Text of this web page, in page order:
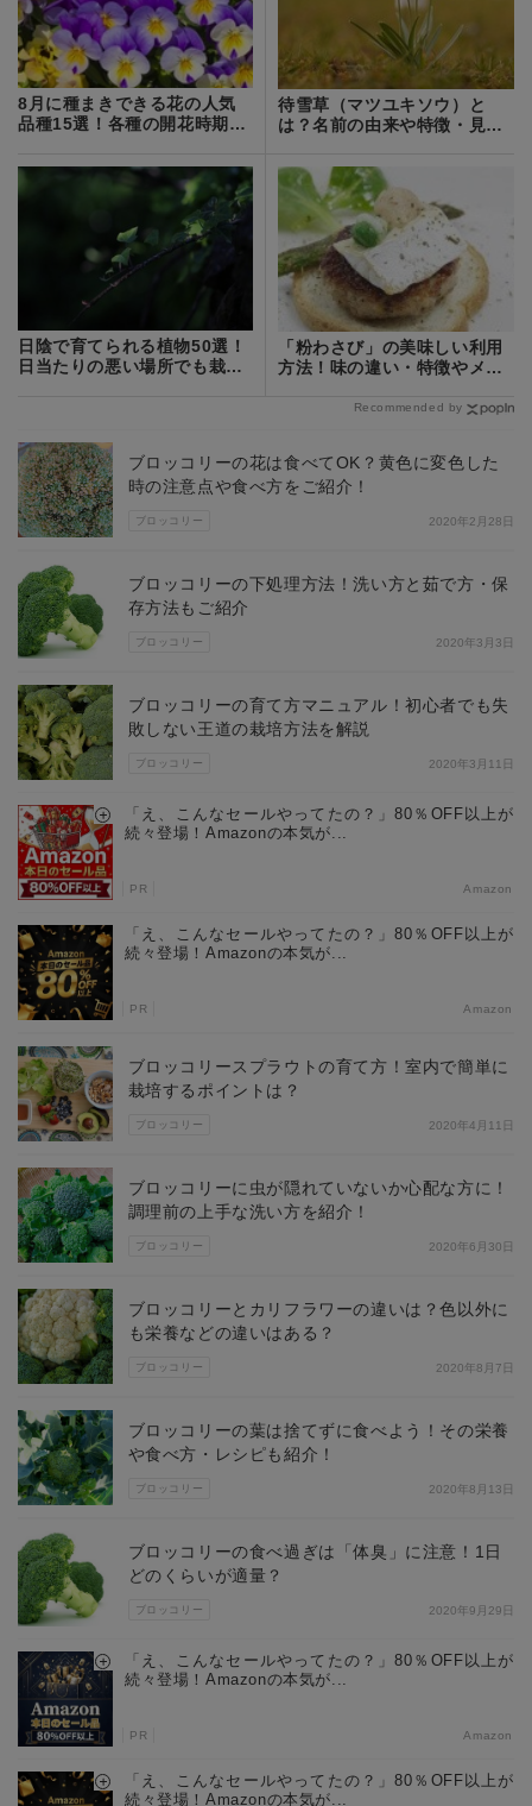
8月に種まきできる花の人気
品種15選！各種の開花時期や
待雪草（マツユキソウ）と
は？名前の由来や特徴・見分
日陰で育てられる植物50選！
日当たりの悪い場所でも栽培
「粉わさび」の美味しい利用
方法！味の違い・特徴やメリ
Recommended by
ブロッコリー
ブロッコリーの花は食べてOK？黄色に変色した
時の注意点や食べ方をご紹介！
2020年2月28日
ブロッコリー
ブロッコリーの下処理方法！洗い方と茹で方・保
存方法もご紹介
2020年3月3日
ブロッコリー
ブロッコリーの育て方マニュアル！初心者でも失
敗しない王道の栽培方法を解説
2020年3月11日
「え、こんなセールやってたの？」80％OFF以上が
続々登場！Amazonの本気が...
PR Amazon
「え、こんなセールやってたの？」80％OFF以上が
続々登場！Amazonの本気が...
PR Amazon
ブロッコリー
ブロッコリースプラウトの育て方！室内で簡単に
栽培するポイントは？
2020年4月11日
ブロッコリー
ブロッコリーに虫が隠れていないか心配な方に！
調理前の上手な洗い方を紹介！
2020年6月30日
ブロッコリー
ブロッコリーとカリフラワーの違いは？色以外に
も栄養などの違いはある？
2020年8月7日
ブロッコリー
ブロッコリーの葉は捨てずに食べよう！その栄養
や食べ方・レシピも紹介！
2020年8月13日
ブロッコリー
ブロッコリーの食べ過ぎは「体臭」に注意！1日
どのくらいが適量？
2020年9月29日
「え、こんなセールやってたの？」80％OFF以上が
続々登場！Amazonの本気が...
PR Amazon
「え、こんなセールやってたの？」80％OFF以上が
続々登場！Amazonの本気が...